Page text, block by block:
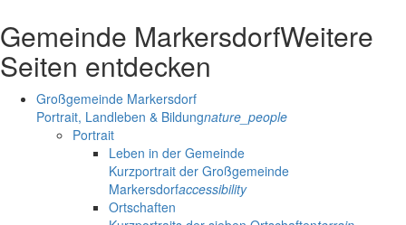
Gemeinde MarkersdorfWeitere
Seiten entdecken
Großgemeinde Markersdorf
Portrait, Landleben & Bildungnature_people
Portrait
Leben in der Gemeinde
Kurzportrait der Großgemeinde
Markersdorfaccessibility
Ortschaften